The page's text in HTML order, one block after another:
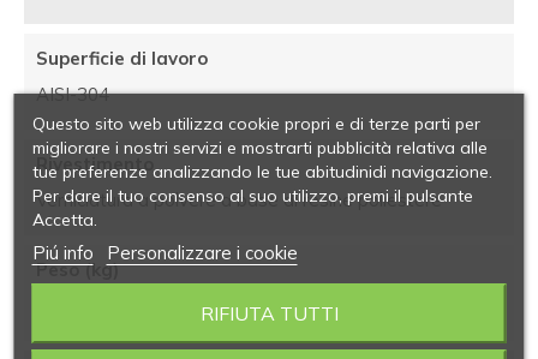
Superficie di lavoro
AISI-304
Rivestimento
Verniciatura a polvere a base di resine poliestere
Peso (kg)
Questo sito web utilizza cookie propri e di terze parti per
migliorare i nostri servizi e mostrarti pubblicità relativa alle
tue preferenze analizzando le tue abitudinidi navigazione.
Per dare il tuo consenso al suo utilizzo, premi il pulsante
Accetta.
Piú info Personalizzare i cookie
RIFIUTA TUTTI